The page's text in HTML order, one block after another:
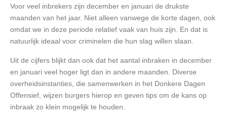
Voor veel inbrekers zijn december en januari de drukste
maanden van het jaar. Niet alleen vanwege de korte dagen, ook
omdat we in deze periode relatief vaak van huis zijn. En dat is
natuurlijk ideaal voor criminelen die hun slag willen slaan.
Uit de cijfers blijkt dan ook dat het aantal inbraken in december
en januari veel hoger ligt dan in andere maanden. Diverse
overheidsinstanties, die samenwerken in het Donkere Dagen
Offensief, wijzen burgers hierop en geven tips om de kans op
inbraak zo klein mogelijk te houden.